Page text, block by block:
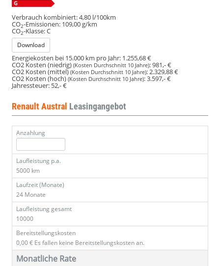
Verbrauch kombiniert:4,80 l/100km
CO2-Emissionen: 109,00 g/km
CO2-Klasse:C
Download
Energiekosten bei 15.000 km pro Jahr: 1.255,68 €
CO2 Kosten (niedrig) (Kosten Durchschnitt 10 Jahre):981,- €
CO2 Kosten (mittel)(Kosten Durchschnitt 10 Jahre):2.329,88 €
CO2 Kosten (hoch) (Kosten Durchschnitt 10 Jahre):3.597,- €
Jahressteuer: 52,- €
Renault Austral Leasingangebot
Anzahlung
Laufleistung p.a.
5000 km
Laufzeit (Monate)
24 Monate
Laufleistung gesamt
10000
Bereitstellungskosten
0,00 € Es fallen keine Bereitstellungskosten an.
Monatliche Rate